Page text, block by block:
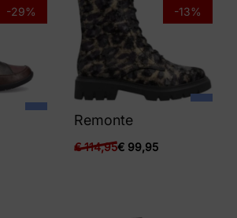
-29% -13%
Remonte
€114,95€99,95